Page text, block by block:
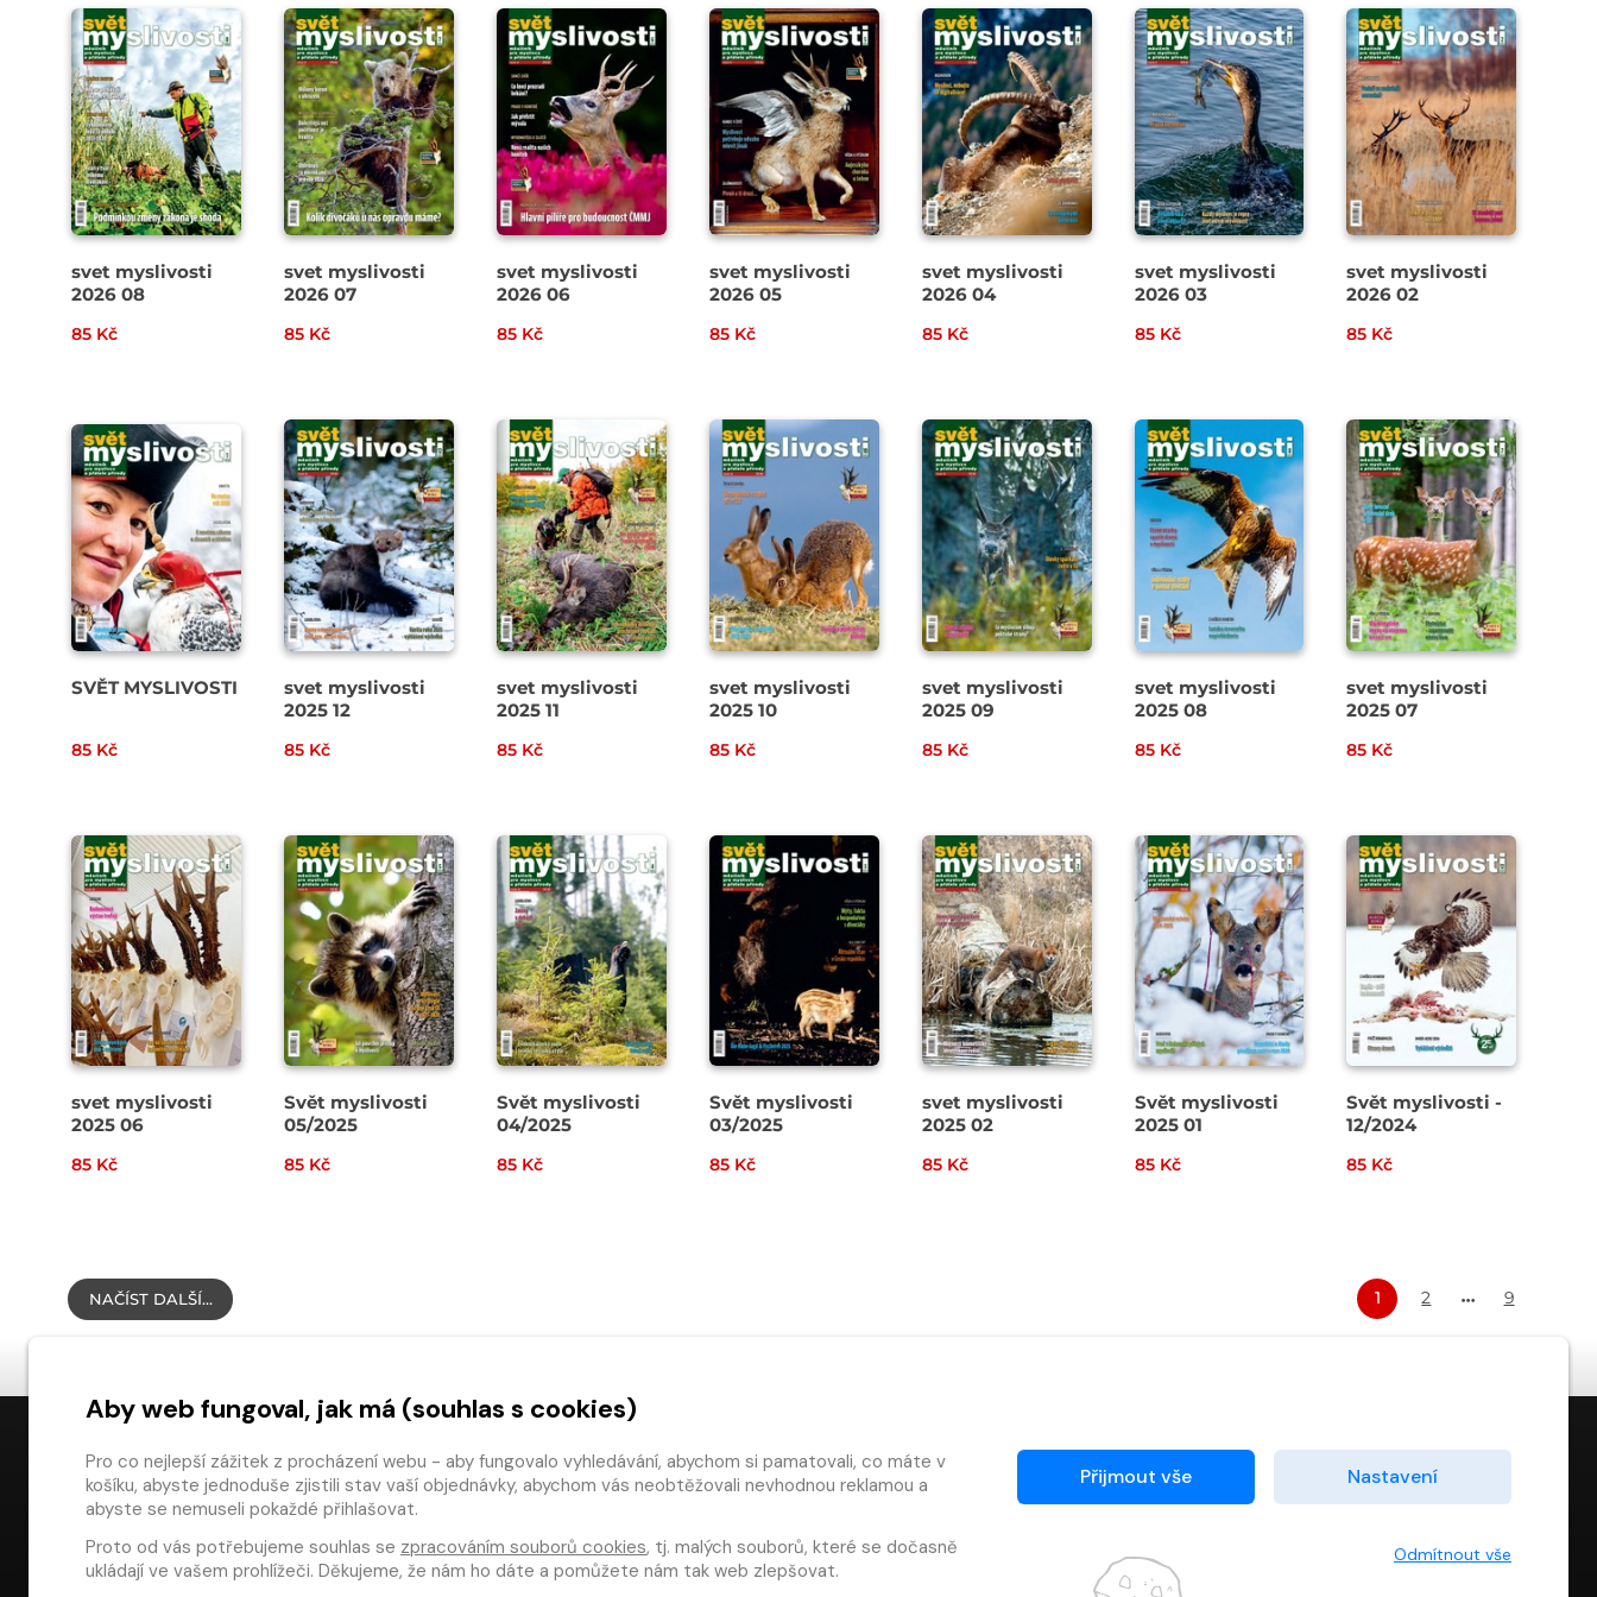
svet myslivosti
2026 08
85 Kč
svet myslivosti
2026 07
85 Kč
svet myslivosti
2026 06
85 Kč
svet myslivosti
2026 05
85 Kč
svet myslivosti
2026 04
85 Kč
svet myslivosti
2026 03
85 Kč
svet myslivosti
2026 02
85 Kč
SVĚT MYSLIVOSTI
85 Kč
svet myslivosti
2025 12
85 Kč
svet myslivosti
2025 11
85 Kč
svet myslivosti
2025 10
85 Kč
svet myslivosti
2025 09
85 Kč
svet myslivosti
2025 08
85 Kč
svet myslivosti
2025 07
85 Kč
svet myslivosti
2025 06
85 Kč
Svět myslivosti
05/2025
85 Kč
Svět myslivosti
04/2025
85 Kč
Svět myslivosti
03/2025
85 Kč
svet myslivosti
2025 02
85 Kč
Svět myslivosti
2025 01
85 Kč
Svět myslivosti -
12/2024
85 Kč
NAČÍST DALŠÍ… 1 2 9
NÁKUP
Časté dotazy
Platba
O SPOLEČNOSTI
O nás
Kontakty
KONTAKT
Aby web fungoval, jak má (souhlas s cookies)
Pro co nejlepší zážitek z procházení webu - aby fungovalo vyhledávání, abychom si pamatovali, co máte v
košíku, abyste jednoduše zjistili stav vaší objednávky, abychom vás neobtěžovali nevhodnou reklamou a
abyste se nemuseli pokaždé přihlašovat.
Proto od vás potřebujeme souhlas se zpracováním souborů cookies, tj. malých souborů, které se dočasně
ukládají ve vašem prohlížeči. Děkujeme, že nám ho dáte a pomůžete nám tak web zlepšovat.
Přijmout vše Nastavení
Odmítnout vše